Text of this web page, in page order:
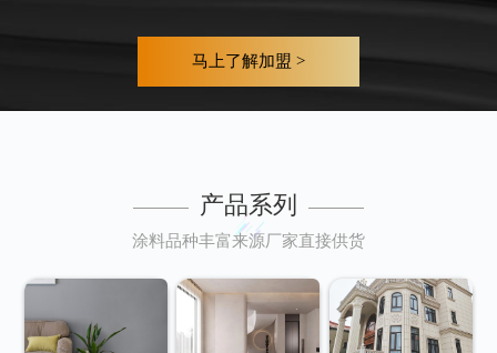
马上了解加盟 >
产品系列
涂料品种丰富来源厂家直接供货